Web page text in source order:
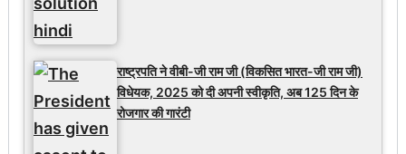
राष्ट्रपति ने वीबी-जी राम जी (विकसित भारत-जी राम जी)
विधेयक, 2025 को दी अपनी स्वीकृति, अब 125 दिन के
रोजगार की गारंटी